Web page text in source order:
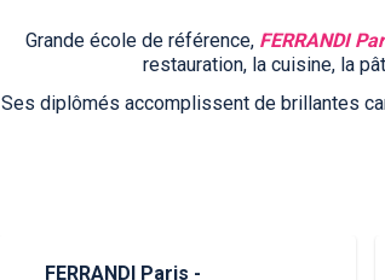
Grande école de référence, FERRANDI
restauration, la cuisine, la
Ses diplômés accomplissent de brillantes
FERRANDI Paris -